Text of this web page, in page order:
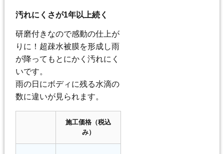
汚れにくさが1年以上続く
研磨付きなので感動の仕上が
りに！超疎水被膜を形成し雨
が降ってもとにかく汚れにく
いです。
雨の日にボディに残る水滴の
数に違いが見られます。
施工価格（税込
み）